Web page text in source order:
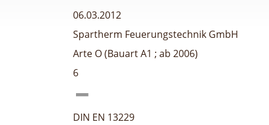
06.03.2012
Spartherm Feuerungstechnik GmbH
Arte O (Bauart A1 ; ab 2006)
6
DIN EN 13229